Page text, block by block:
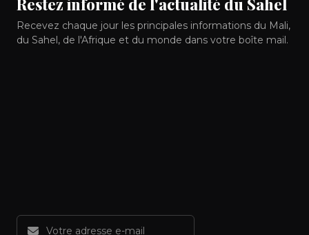
Recevez chaque jour les principales informations du Mali,
du Sahel, de l'Afrique et du monde dans votre boîte mail.